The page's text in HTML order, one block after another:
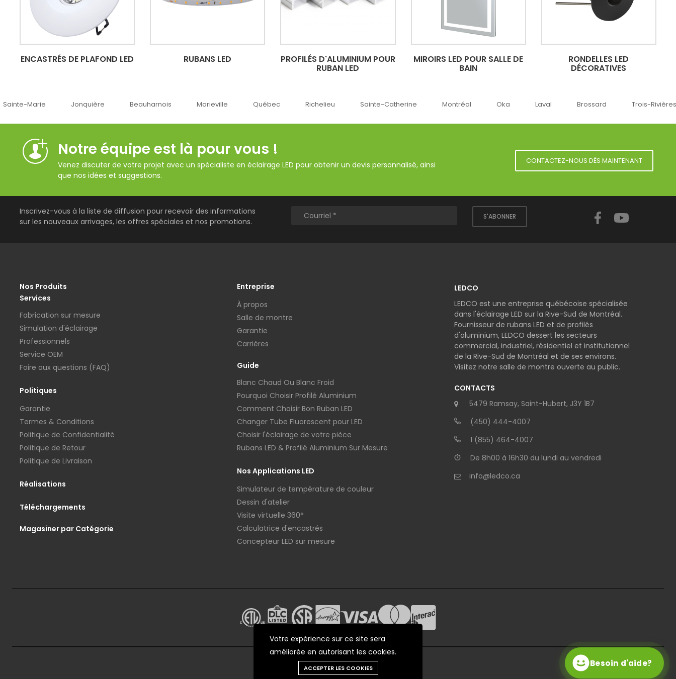
ENCASTRÉS DE PLAFOND LED RUBANS LED PROFILÉS D'ALUMINIUM POUR
RUBAN LED
MIROIRS LED POUR SALLE DE
BAIN
RONDELLES LED
DÉCORATIVES
Jonquière Beauharnois Marieville Québec Richelieu Sainte-Catherine Montréal Oka Brossard Trois-Rivières
Notre équipe est là pour vous !
Venez discuter de votre projet avec un spécialiste en éclairage LED pour obtenir un devis personnalisé, ainsi
que nos idées et suggestions.
CONTACTEZ-NOUS DÈS MAINTENANT
Inscrivez-vous à la liste de diffusion pour recevoir des informations
sur les nouveaux arrivages, les offres spéciales et nos promotions.
S'ABONNER
Facebook
Nos Produits
Services
Fabrication sur mesure
Simulation d'éclairage
Professionnels
Service OEM
Foire aux questions (FAQ)
Politiques
Garantie
Termes & Conditions
Politique de Confidentialité
Politique de Retour
Politique de Livraison
Réalisations
Téléchargements
Magasiner par Catégorie
Entreprise
À propos
Salle de montre
Garantie
Carrières
Guide
Blanc Chaud Ou Blanc Froid
Pourquoi Choisir Profilé Aluminium
Comment Choisir Bon Ruban LED
Changer Tube Fluorescent pour LED
Choisir l'éclairage de votre pièce
Rubans LED & Profilé Aluminium Sur Mesure
Nos Applications LED
Simulateur de température de couleur
Dessin d'atelier
Visite virtuelle 360°
Calculatrice d'encastrés
Concepteur LED sur mesure
LEDCO
LEDCO est une entreprise québécoise spécialisée
dans l'éclairage LED sur la Rive-Sud de Montréal.
Fournisseur de rubans LED et de profilés
d'aluminium, LEDCO dessert les secteurs
commercial, industriel, résidentiel et institutionnel
de la Rive-Sud de Montréal et de ses environs.
Visitez notre salle de montre ouverte au public.
CONTACTS
5479 Ramsay, Saint-Hubert, J3Y 1B7
(450) 444-4007
1 (855) 464-4007
De 8h00 à 16h30 du lundi au vendredi
info@ledco.ca
© 2012 - 2026 LEDCO.CA Tous droits réservés
Besoin d'aide?
Votre expérience sur ce site sera
améliorée en autorisant les cookies.
ACCEPTER LES COOKIES